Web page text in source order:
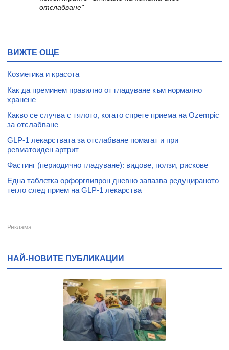
отслабване"
ВИЖТЕ ОЩЕ
Козметика и красота
Как да преминем правилно от гладуване към нормално
хранене
Какво се случва с тялото, когато спрете приема на Ozempic
за отслабване
GLP-1 лекарствата за отслабване помагат и при
ревматоиден артрит
Фастинг (периодично гладуване): видове, ползи, рискове
Една таблетка орфорглипрон дневно запазва редуцираното
тегло след прием на GLP-1 лекарства
НАЙ-НОВИТЕ ПУБЛИКАЦИИ